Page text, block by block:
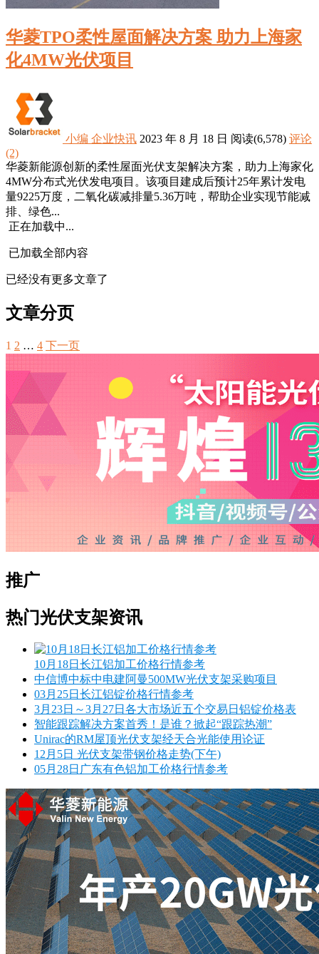
华菱TPO柔性屋面解决方案 助力上海家
化4MW光伏项目
小编 企业快讯 2023 年 8 月 18 日 阅读(6,578) 评论
(2)
华菱新能源创新的柔性屋面光伏支架解决方案，助力上海家化
4MW分布式光伏发电项目。该项目建成后预计25年累计发电
量9225万度，二氧化碳减排量5.36万吨，帮助企业实现节能减
排、绿色...
正在加载中...
已加载全部内容
已经没有更多文章了
文章分页
1 2 … 4 下一页
推广
热门光伏支架资讯
10月18日长江铝加工价格行情参考
中信博中标中电建阿曼500MW光伏支架采购项目
03月25日长江铝锭价格行情参考
3月23日～3月27日各大市场近五个交易日铝锭价格表
智能跟踪解决方案首秀！是谁？掀起“跟踪热潮”
Unirac的RM屋顶光伏支架经天合光能使用论证
12月5日 光伏支架带钢价格走势(下午)
05月28日广东有色铝加工价格行情参考